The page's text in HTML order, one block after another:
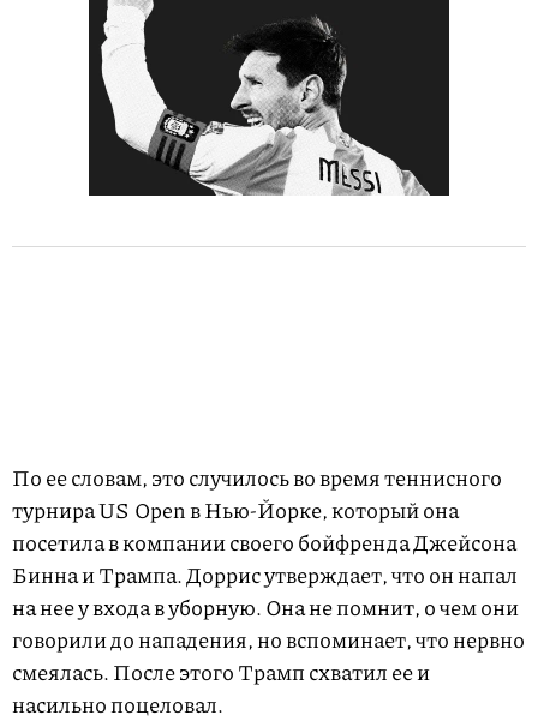
По ее словам, это случилось во время теннисного
турнира US Open в Нью-Йорке, который она
посетила в компании своего бойфренда Джейсона
Бинна и Трампа. Доррис утверждает, что он напал
на нее у входа в уборную. Она не помнит, о чем они
говорили до нападения, но вспоминает, что нервно
смеялась. После этого Трамп схватил ее и
насильно поцеловал.